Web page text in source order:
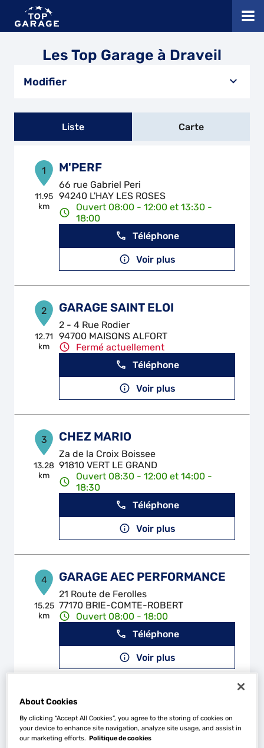
Les Top Garage à Draveil
Modifier
Liste Carte
1
11.95
km
M'PERF
66 rue Gabriel Peri
94240 L'HAY LES ROSES
Ouvert 08:00 - 12:00 et 13:30 -
18:00
Téléphone
Voir plus
2
12.71
km
GARAGE SAINT ELOI
2 - 4 Rue Rodier
94700 MAISONS ALFORT
Fermé actuellement
Téléphone
Voir plus
3
13.28
km
CHEZ MARIO
Za de la Croix Boissee
91810 VERT LE GRAND
Ouvert 08:30 - 12:00 et 14:00 -
18:30
Téléphone
Voir plus
4
15.25
km
GARAGE AEC PERFORMANCE
21 Route de Ferolles
77170 BRIE-COMTE-ROBERT
Ouvert 08:00 - 18:00
Téléphone
Voir plus
15.49
GARAGE AUTO PINTO SAINT
JEAN
67 Rue Louveau
About Cookies
By clicking “Accept All Cookies”, you agree to the storing of cookies on
your device to enhance site navigation, analyze site usage, and assist in
our marketing efforts. Politique de cookies